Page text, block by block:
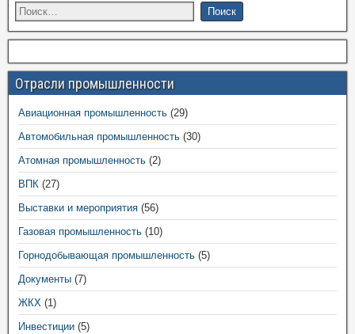
Отрасли промышленности
Авиационная промышленность (29)
Автомобильная промышленность (30)
Атомная промышленность (2)
ВПК (27)
Выставки и мероприятия (56)
Газовая промышленность (10)
Горнодобывающая промышленность (5)
Документы (7)
ЖКХ (1)
Инвестиции (5)